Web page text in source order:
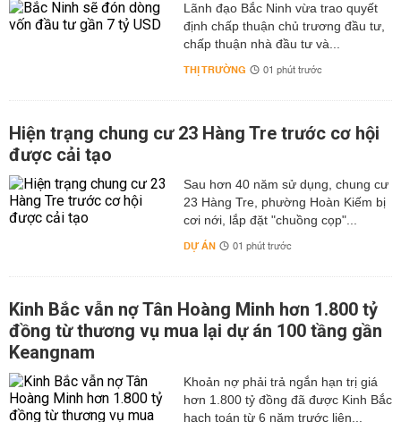
Lãnh đạo Bắc Ninh vừa trao quyết
định chấp thuận chủ trương đầu tư,
chấp thuận nhà đầu tư và...
THỊ TRƯỜNG 01 phút trước
Hiện trạng chung cư 23 Hàng Tre trước cơ hội
được cải tạo
Sau hơn 40 năm sử dụng, chung cư
23 Hàng Tre, phường Hoàn Kiếm bị
cơi nới, lắp đặt "chuồng cọp"...
DỰ ÁN 01 phút trước
Kinh Bắc vẫn nợ Tân Hoàng Minh hơn 1.800 tỷ
đồng từ thương vụ mua lại dự án 100 tầng gần
Keangnam
hơn 1.800 tỷ đồng đã được Kinh Bắc
hạch toán từ 6 năm trước liên...